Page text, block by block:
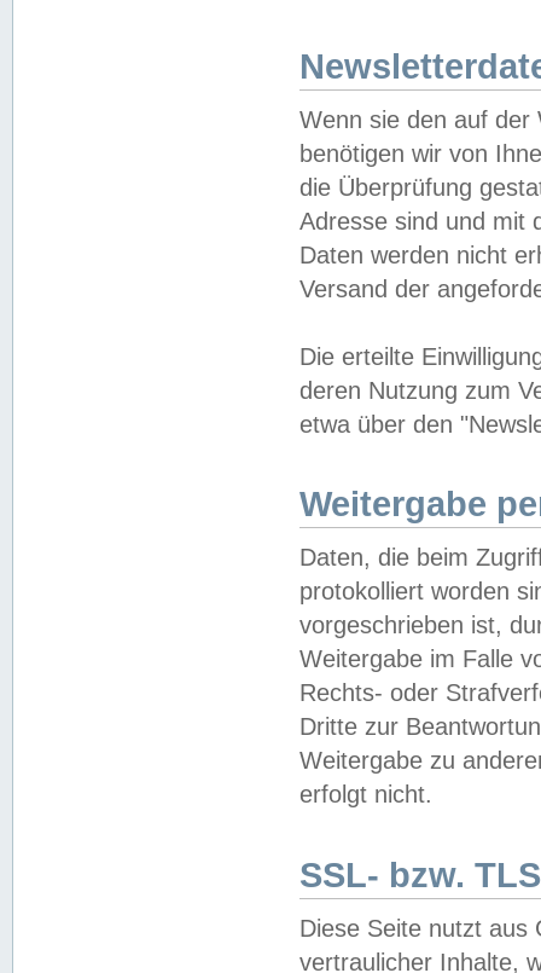
Wenn sie den auf der
benötigen wir von
die Überprüfung
Adresse sind und mit
Daten werden nicht
Versand der
Die erteilte
deren Nutzung zum
etwa über den
Weitergabe
Daten, die beim
protokolliert worden
vorgeschrieben ist,
Weitergabe im Falle
Rechts- oder
Dritte zur
Weitergabe zu
erfolgt nicht.
SSL- bzw.
Diese Seite nutzt aus
vertraulicher Inhalte,